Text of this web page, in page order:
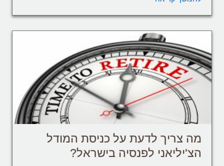
מה צריך לדעת על כניסת המודל
הצ'יליאני לפנסיה בישראל?